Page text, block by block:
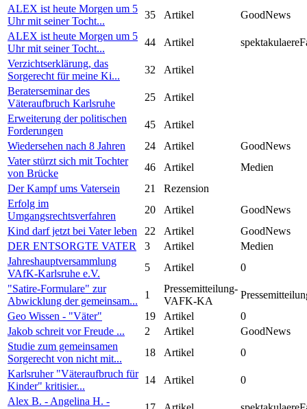
ALEX ist heute Morgen um 5
Uhr mit seiner Tocht...
35 Artikel
GoodNews
ALEX ist heute Morgen um 5
Uhr mit seiner Tocht...
44 Artikel
Verzichtserklärung, das
Sorgerecht für meine Ki...
32
Artikel
Beraterseminar des
Väteraufbruch Karlsruhe
25
Artikel
Erweiterung der politischen
Forderungen
45
Artikel
Wiedersehen nach 8 Jahren
24 Artikel
GoodNews
Vater stürzt sich mit Tochter
von Brücke
46 Artikel
Medien
Der Kampf ums Vatersein
21
Rezension
Erfolg im
Umgangsrechtsverfahren
20 Artikel
GoodNews
Kind darf jetzt bei Vater leben
22 Artikel
GoodNews
DER ENTSORGTE VATER
3 Artikel
Medien
Jahreshauptversammlung
VAfK-Karlsruhe e.V.
5 Artikel
0
"Satire-Formulare" zur
Abwicklung der gemeinsam...
1
Pressemitteilung-
VAFK-KA
Geo Wissen - "Väter"
19 Artikel
0
Jakob schreit vor Freude ...
2 Artikel
GoodNews
Studie zum gemeinsamen
Sorgerecht von nicht mit...
18 Artikel
0
Karlsruher "Väteraufbruch für
Kinder" kritisier...
14 Artikel
0
Alex B. - Angelina H. -